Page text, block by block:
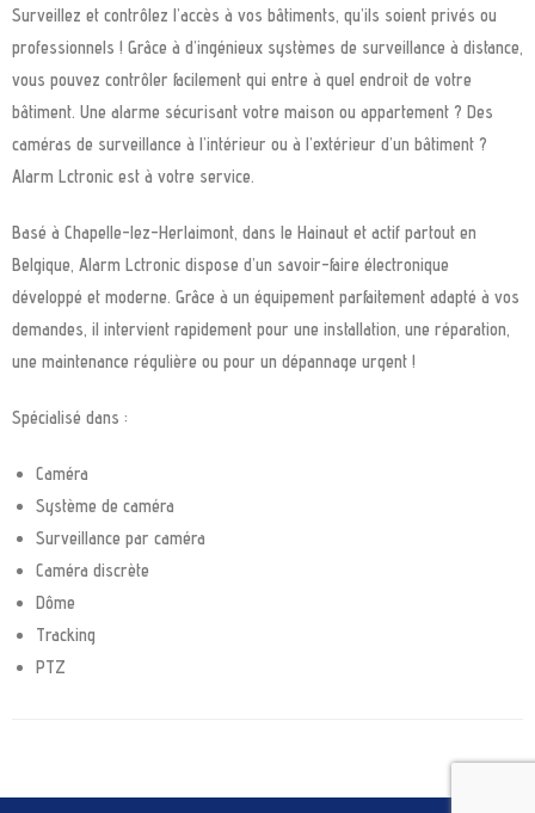
Surveillez et contrôlez l’accès à vos bâtiments, qu’ils soient privés ou
professionnels ! Grâce à d’ingénieux systèmes de surveillance à distance,
vous pouvez contrôler facilement qui entre à quel endroit de votre
bâtiment. Une alarme sécurisant votre maison ou appartement ? Des
caméras de surveillance à l’intérieur ou à l’extérieur d’un bâtiment ?
Alarm Lctronic est à votre service.
Basé à Chapelle-lez-Herlaimont, dans le Hainaut et actif partout en
Belgique, Alarm Lctronic dispose d’un savoir-faire électronique
développé et moderne. Grâce à un équipement parfaitement adapté à vos
demandes, il intervient rapidement pour une installation, une réparation,
une maintenance régulière ou pour un dépannage urgent !
Spécialisé dans :
Caméra
Système de caméra
Surveillance par caméra
Caméra discrète
Dôme
Tracking
PTZ